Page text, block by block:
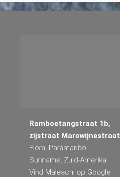
Ramboetangstraat 1b,
zijstraat Marowijnestraat
Flora, Paramaribo
Suriname, Zuid-Amerika
Vind Maleachi op Google